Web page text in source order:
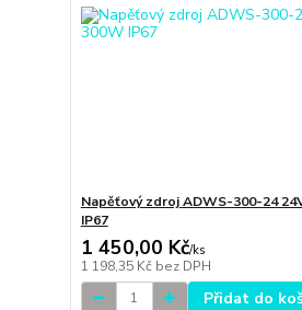
Napěťový zdroj ADWS-300-24
IP67
1 450,00 Kč/ks
1 198,35 Kč bez DPH
Přidat do